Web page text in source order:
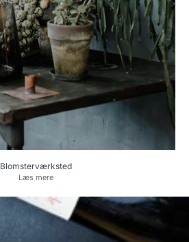
Blomsterværksted
Læs mere